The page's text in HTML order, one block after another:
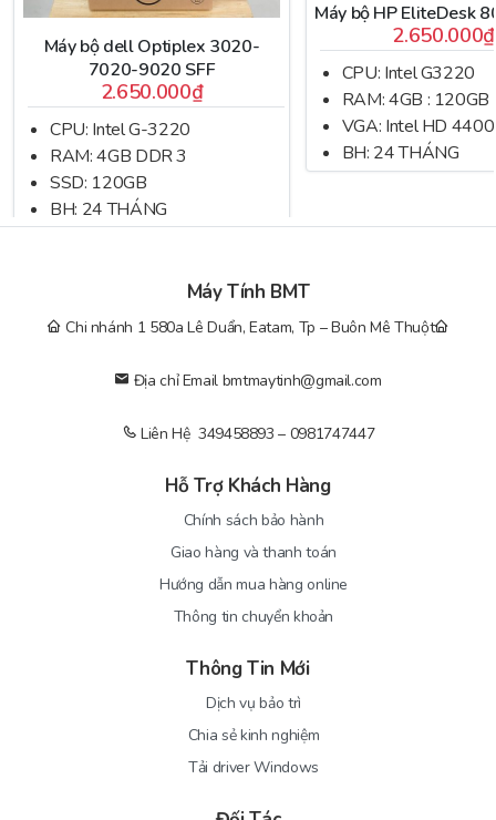
Máy bộ dell Optiplex 3020-
7020-9020 SFF
2.650.000₫
CPU: Intel G-3220
RAM: 4GB DDR 3
SSD: 120GB
BH: 24 THÁNG
Máy bộ HP EliteDesk
2.650.000₫
CPU: Intel G3220
RAM: 4GB : 120GB
VGA: Intel HD 4400
BH: 24 THÁNG
Máy Tính BMT
Chi nhánh 1 580a Lê Duẩn, Eatam, Tp – Buôn Mê Thuột
Địa chỉ Email bmtmaytinh@gmail.com
Liên Hệ 349458893 – 0981747447
Hỗ Trợ Khách Hàng
Chính sách bảo hành
Giao hàng và thanh toán
Hướng dẫn mua hàng online
Thông tin chuyển khoản
Thông Tin Mới
Dịch vụ bảo trì
Chia sẻ kinh nghiệm
Tải driver Windows